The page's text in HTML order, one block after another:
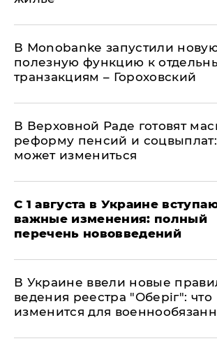
В Мonobankе запустили
полезную функцию к
транзакциям – Гороховский
В Верховной Раде готовят
реформу пенсий и соцвыплат:
может измениться
С 1 августа в Украине
важные изменения: полный
перечень нововведений
В Украине ввели новые
ведения реестра "Оберіг": что
изменится для